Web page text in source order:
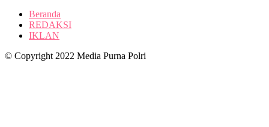
Beranda
REDAKSI
IKLAN
© Copyright 2022 Media Purna Polri